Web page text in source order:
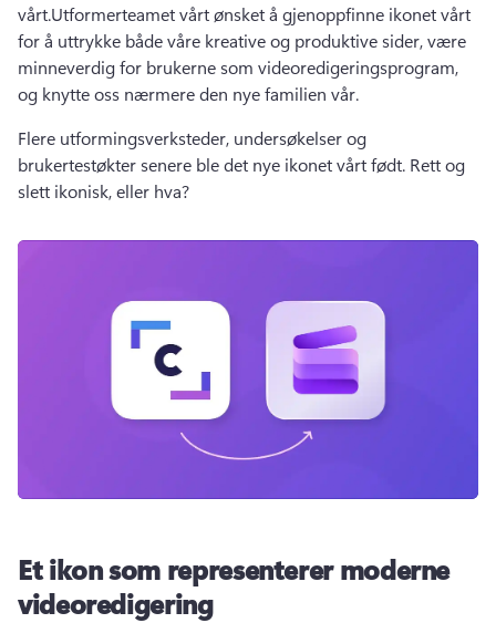
vårt.Utformerteamet vårt ønsket å gjenoppfinne ikonet vårt
for å uttrykke både våre kreative og produktive sider, være
minneverdig for brukerne som videoredigeringsprogram,
og knytte oss nærmere den nye familien vår.
Flere utformingsverksteder, undersøkelser og
brukertestøkter senere ble det nye ikonet vårt født. Rett og
slett ikonisk, eller hva?
Et ikon som representerer moderne
videoredigering